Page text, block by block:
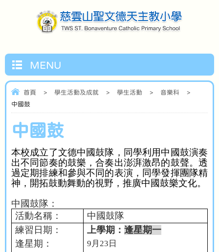
MENU
首頁 > 學生活動及成就 > 學生活動 > 音樂科
>
中國鼓
中國鼓
本校成立了文德中國鼓隊，同學利用中國鼓演奏
出不同節奏的鼓樂，合奏出澎湃激昂的鼓聲。透
過定期排練和參與不同的表演，同學發揮團隊精
神，開拓鼓動舞動的視野，推廣中國鼓樂文化。
中國鼓隊：
活動名稱：
中國鼓隊
練習日期：
逢星期：
上學期：逢星期一
9 月23 日